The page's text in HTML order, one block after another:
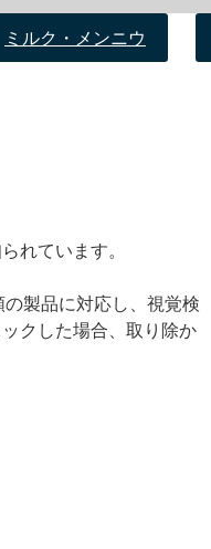
ミルク・メンニウ
れています。
製品に対応し、視覚検
クした場合、取り除か